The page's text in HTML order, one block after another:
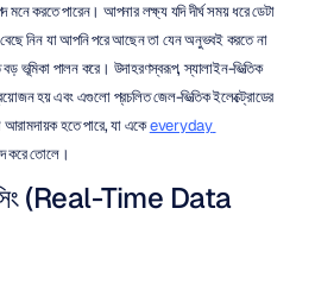
মনে করতে পারেন। আপনার লক্ষ্য যদি দীর্ঘ সময় ধরে ডেটা
নিন যা আপনি পরে আছেন তা যেন অনুভবই করতে না
ভূমিকা পালন করে। উদাহরণস্বরূপ, স্যালাইন-ভিত্তিক
হয় এবং এগুলো প্রচলিত জেল-ভিত্তিক ইলেক্ট্রোডের
আরামদায়ক হতে পারে, যা একে everyday
করে তোলে।
(Real-Time Data